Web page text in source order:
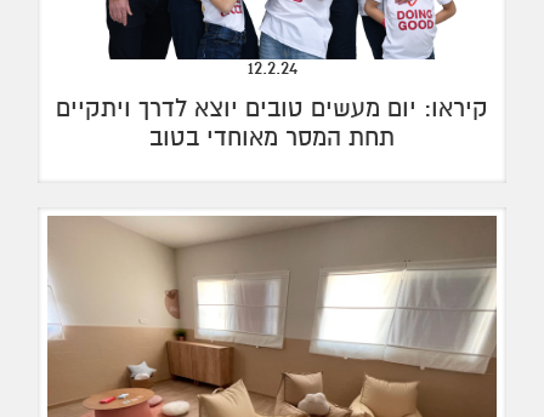
12.2.24
קיראו: יום מעשים טובים יוצא לדרך ויתקיים
תחת המסר מאוחדי בטוב